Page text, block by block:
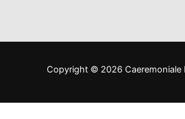
Copyright © 2026 Caeremoniale